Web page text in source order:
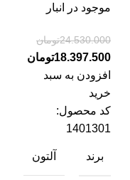
موجود در انبار
24.530.000تومان
18.397.500تومان
افزودن به سبد
خرید
کد محصول:
1401301
برند آلتون